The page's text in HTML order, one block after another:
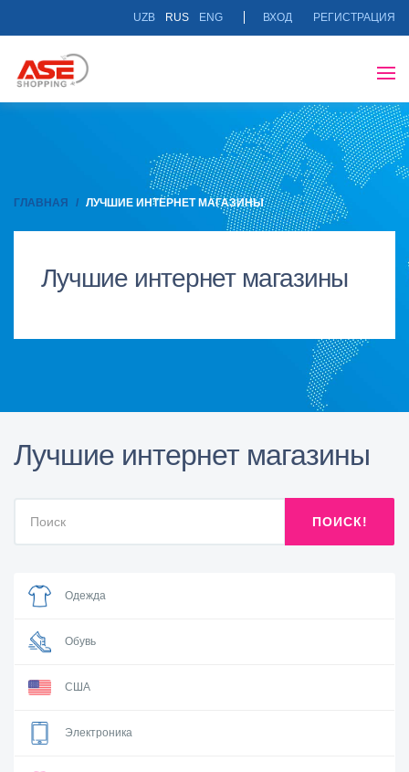
UZB RUS ENG ВХОД РЕГИСТРАЦИЯ
ГЛАВНАЯ ЛУЧШИЕ ИНТЕРНЕТ МАГАЗИНЫ
Лучшие интернет магазины
Лучшие интернет магазины
ПОИСК!
Одежда
Обувь
США
Электроника